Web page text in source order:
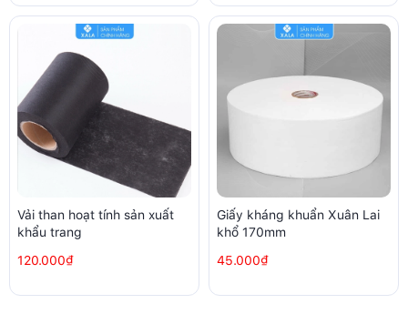
Vải than hoạt tính sản xuất
khẩu trang
120.000₫
Giấy kháng khuẩn Xuân Lai
khổ 170mm
45.000₫